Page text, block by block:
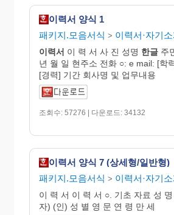
이력서 양식 1
패키지.모음서식 > 이력서·자기
이력서 이 력 서 사 진 성명 한글 주
년 월 일 현주소 전화 ○: e mail: [학
[경력] 기간 회사명 및 업무내용
조회수: 57276 | 다운로드: 34132
이력서 양식 7 (상세형/일반형)
패키지.모음서식 > 이력서·자기
이 력 서 이 력 서 ○. 기초 자료 성
자) (인) 성 별 영 문 연 령 만 세